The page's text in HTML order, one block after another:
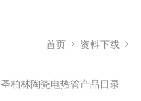
首页 资料下载
圣柏林陶瓷电热管产品目录